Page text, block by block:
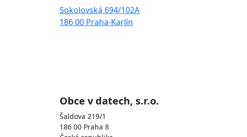
Sokolovská 694/102A
186 00 Praha-Karlín
Obce v datech, s.r.o.
Šaldova 219/1
186 00 Praha 8